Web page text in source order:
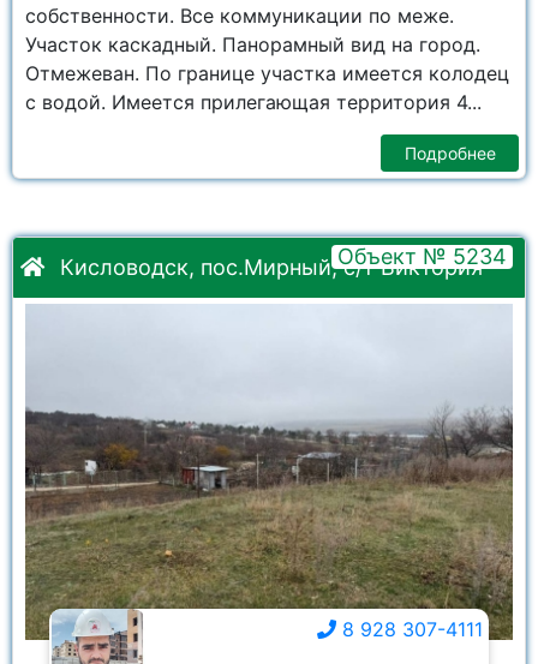
собственности. Все коммуникации по меже.
Участок каскадный. Панорамный вид на город.
Отмежеван. По границе участка имеется колодец
с водой. Имеется прилегающая территория 4...
Подробнее
Кисловодск, пос.Мирный, с/т Виктория
Объект № 5234
8 928 307-4111